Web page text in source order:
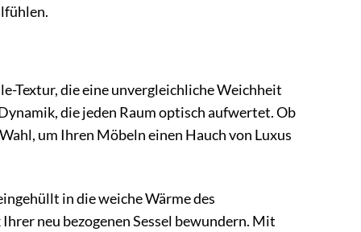
Textur, die eine unvergleichliche Weichheit
die jeden Raum optisch aufwertet. Ob
um Ihren Möbeln einen Hauch von Luxus
in die weiche Wärme des
neu bezogenen Sessel bewundern. Mit